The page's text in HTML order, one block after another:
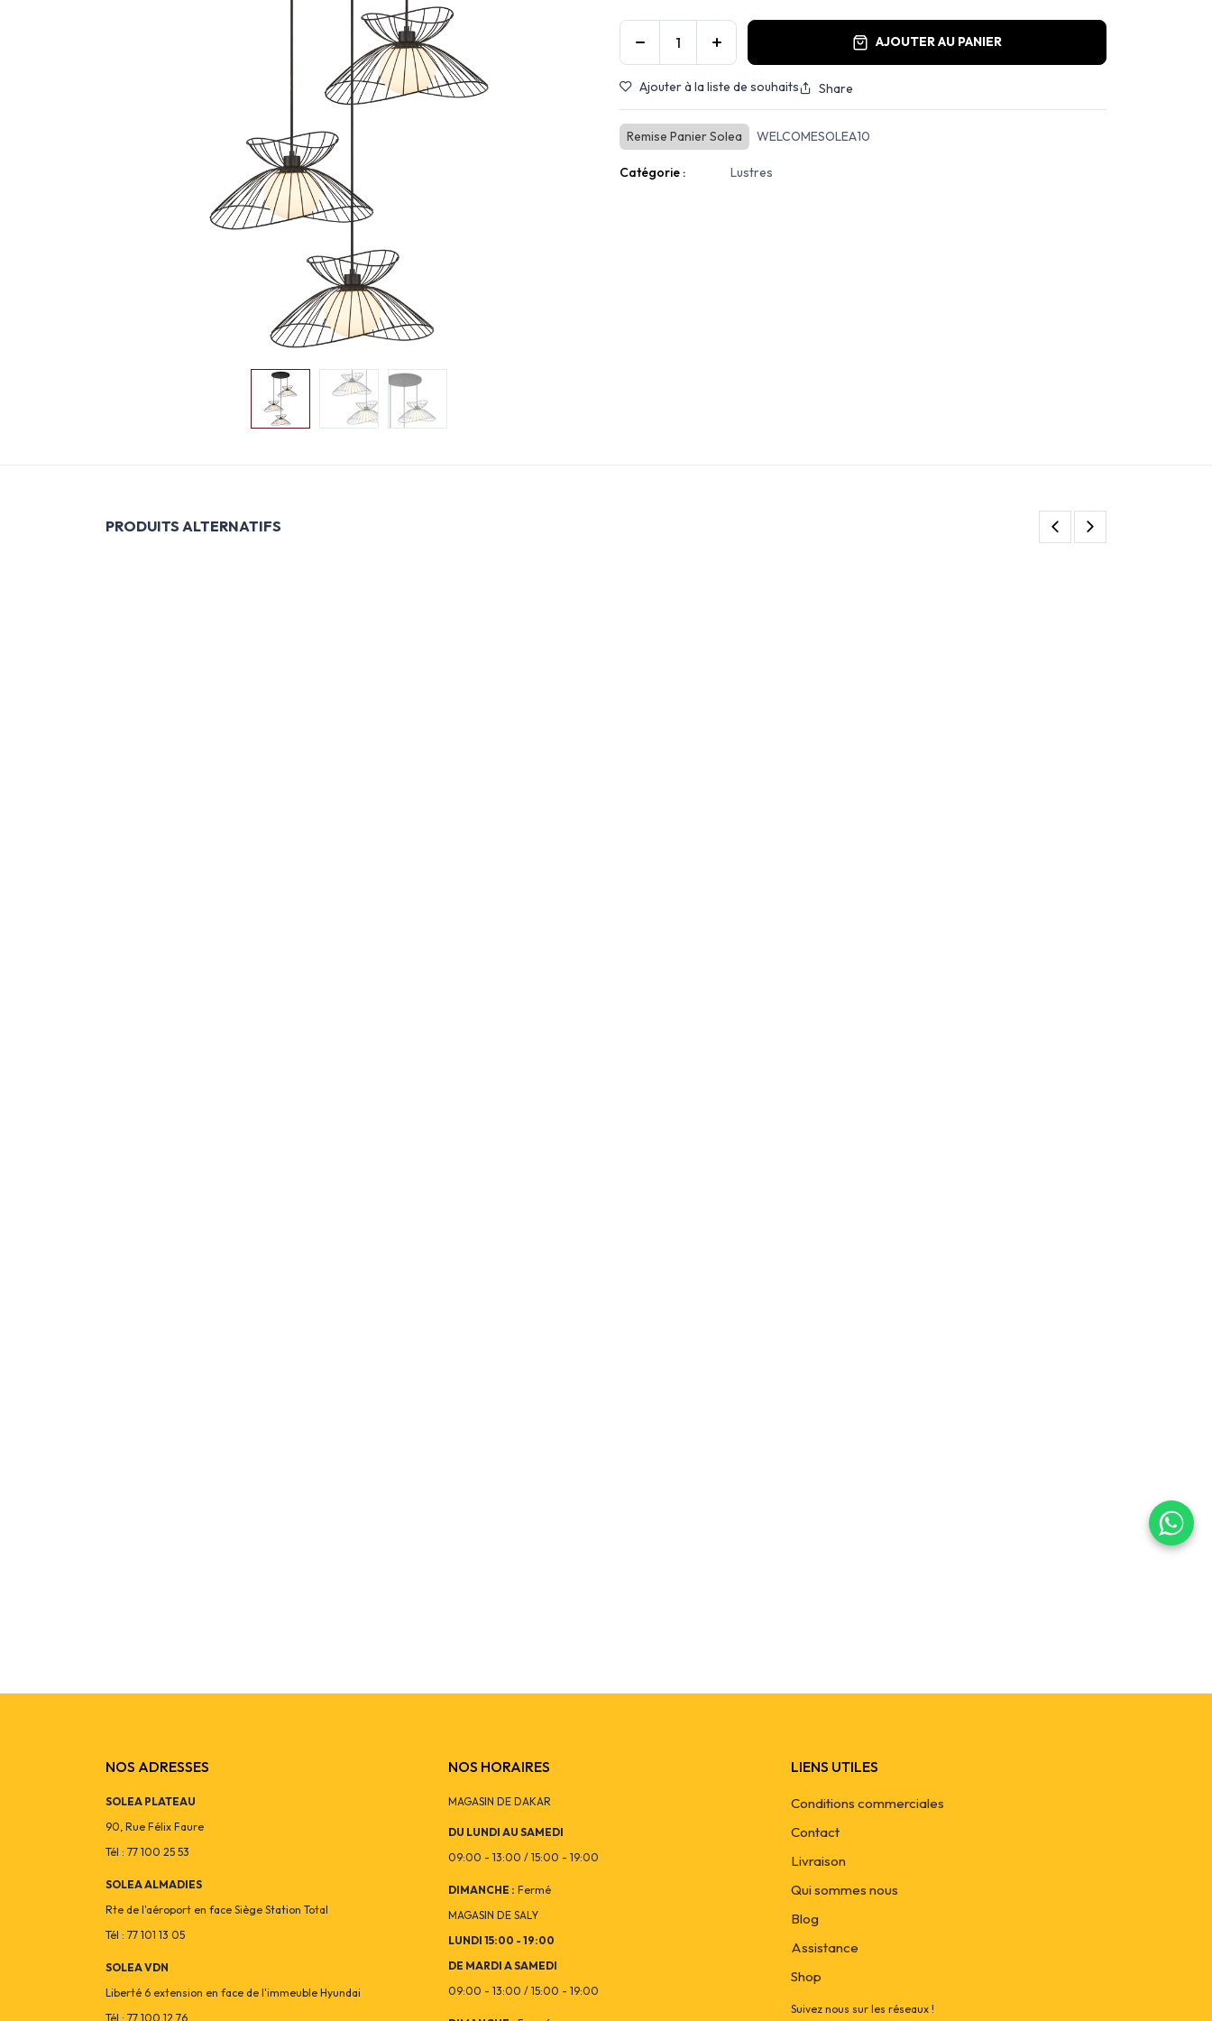
AJOUTER AU PANIER
Ajouter à la liste de souhaits Share
Remise Panier Solea WELCOMESOLEA10
Catégorie : Lustres
PRODUITS ALTERNATIFS
NOS ADRESSES
SOLEA PLATEAU
90, Rue Félix Faure
Tél : 77 100 25 53
SOLEA ALMADIES
Rte de l'aéroport en face Siège Station Total
Tél : 77 101 13 05
SOLEA VDN
Liberté 6 extension en face de l'immeuble Hyundai
Tél : 77 100 12 76
NOS HORAIRES
MAGASIN DE DAKAR
DU LUNDI AU SAMEDI
09:00 - 13:00 / 15:00 - 19:00
DIMANCHE : Fermé
MAGASIN DE SALY
LUNDI 15:00 - 19:00
DE MARDI A SAMEDI
09:00 - 13:00 / 15:00 - 19:00
LIENS UTILES
Conditions commerciales
Contact
Livraison
Qui sommes nous
Blog
Assistance
Shop
Suivez nous sur les réseaux !